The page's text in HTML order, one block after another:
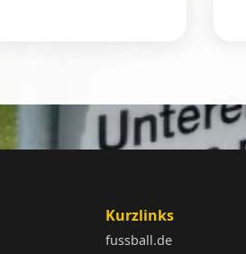
Kurzlinks
fussball.de